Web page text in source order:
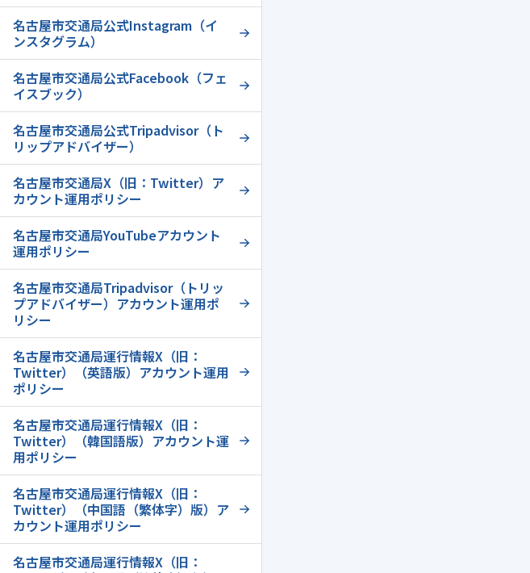
名古屋市交通局公式Instagram（イ
ンスタグラム）
名古屋市交通局公式Facebook（フェ
イスブック）
名古屋市交通局公式Tripadvisor（ト
リップアドバイザー）
名古屋市交通局X（旧：Twitter）ア
カウント運用ポリシー
名古屋市交通局YouTubeアカウント
運用ポリシー
名古屋市交通局Tripadvisor（トリッ
プアドバイザー）アカウント運用ポ
リシー
名古屋市交通局運行情報X（旧：
Twitter）（英語版）アカウント運用
ポリシー
名古屋市交通局運行情報X（旧：
Twitter）（韓国語版）アカウント運
用ポリシー
名古屋市交通局運行情報X（旧：
Twitter）（中国語（繁体字）版）ア
カウント運用ポリシー
名古屋市交通局運行情報X（旧：